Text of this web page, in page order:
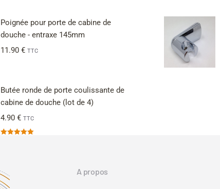
Poignée pour porte de cabine de
douche - entraxe 145mm
11.90 € TTC
Butée ronde de porte coulissante de
cabine de douche (lot de 4)
4.90 € TTC
A propos